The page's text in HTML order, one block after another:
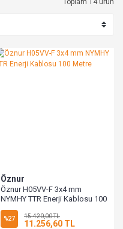
Toplam 14 ürün
Öznur
Öznur H05VV-F 3x4 mm
NYMHY TTR Enerji Kablosu 100
Metre
%27 15.420,00 TL
11.256,60 TL